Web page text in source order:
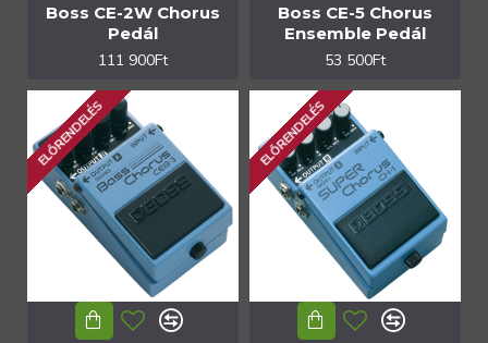
Boss CE-2W Chorus
Pedál
111 900Ft
Boss CE-5 Chorus
Ensemble Pedál
53 500Ft
ELŐRENDELÉS ELŐRENDELÉS